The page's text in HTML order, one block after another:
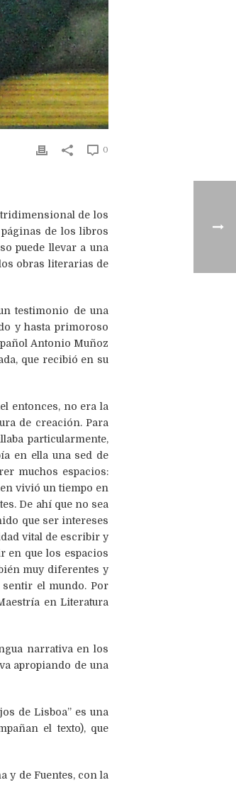
0
tridimensional de los
de los libros
puede llevar a una
obras literarias de
testimonio de una
y hasta primoroso
Antonio Muñoz
que recibió en su
entonces, no era la
de creación. Para
particularmente,
en ella una sed de
muchos espacios:
vivió un tiempo en
De ahí que no sea
que ser intereses
vital de escribir y
en que los espacios
muy diferentes y
sentir el mundo. Por
en Literatura
narrativa en los
apropiando de una
de Lisboa” es una
el texto), que
y de Fuentes, con la